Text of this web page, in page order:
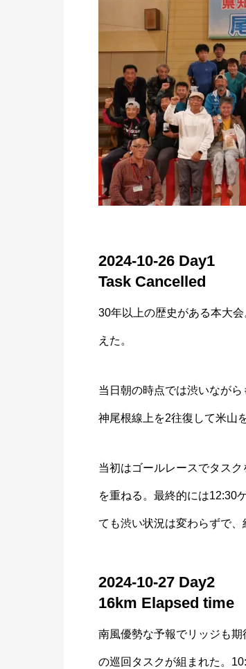
2024-10-26 Day1
Task Cancelled
30年以上の歴史がある本大
えた。
当日朝の時点では渋いなが
神尾根線上を2往復して米山
当初はゴールレースでタス
を重ねる。最終的には12:30
ても渋い状況は変わらずで
2024-10-27 Day2
16km Elapsed time
南風優勢な予報でリッジも
の巡回タスクが組まれた。